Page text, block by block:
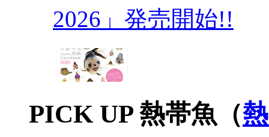
2026」発売開始!!
PICK UP 熱帯魚（